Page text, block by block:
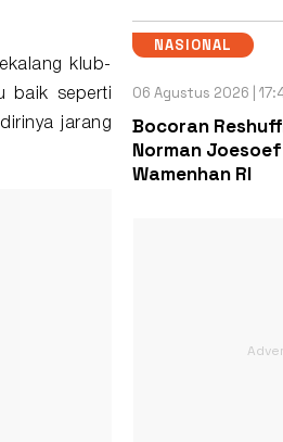
klub-
baik seperti
jarang
NASIONAL
06 Agustus 2026 |
Bocoran
Norman
Wamenhan RI